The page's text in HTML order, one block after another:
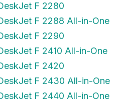
F 2280
F 2288 All-in-One
F 2290
F 2410 All-in-One
F 2420
F 2430 All-in-One
F 2440 All-in-One